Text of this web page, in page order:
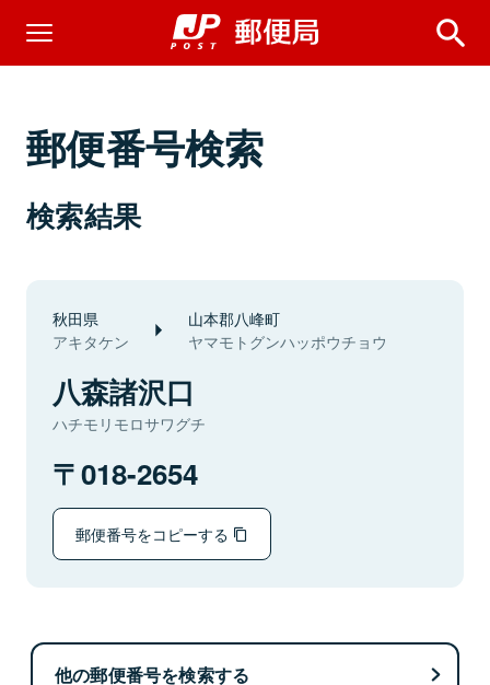
郵便番号検索
検索結果
秋田県
アキタケン
山本郡八峰町
ヤマモトグンハッポウチョウ
八森諸沢口
ハチモリモロサワグチ
018-2654
郵便番号をコピーする
他の郵便番号を検索する